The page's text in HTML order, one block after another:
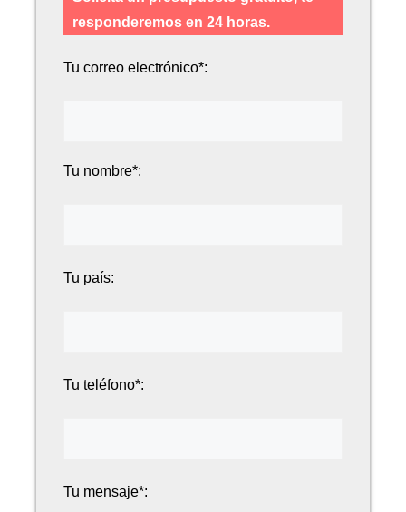
responderemos en 24 horas.
Tu correo electrónico*:
Tu nombre*:
Tu país:
Tu teléfono*:
Tu mensaje*: